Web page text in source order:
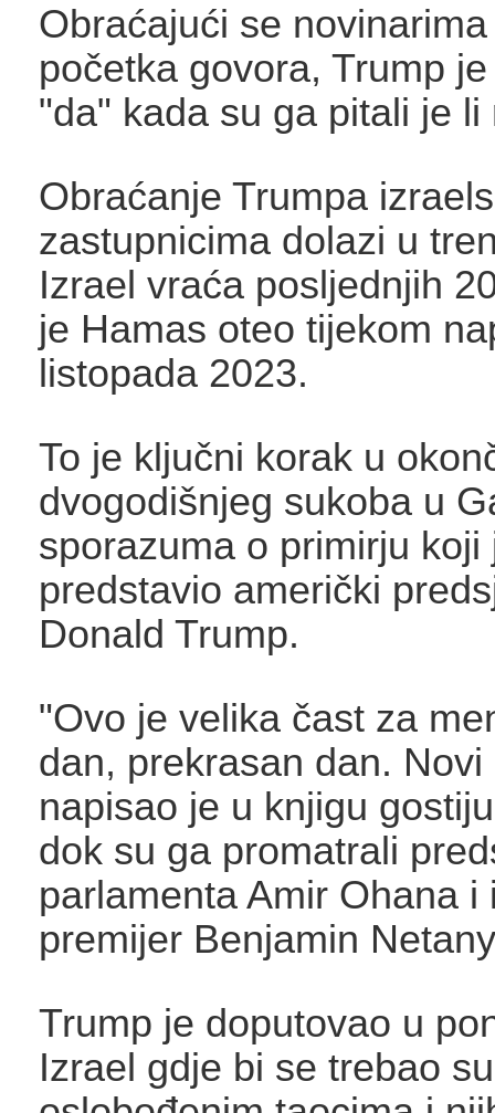
Obraćajući se
početka govora, Trump
"da" kada su ga pitali je li
Obraćanje Trumpa
zastupnicima dolazi u
Izrael vraća posljednjih
je Hamas oteo tijekom
listopada 2023.
To je ključni korak u
dvogodišnjeg sukoba u
sporazuma o primirju koji
predstavio američki
Donald Trump.
"Ovo je velika čast za
dan, prekrasan dan.
napisao je u knjigu
dok su ga promatrali
parlamenta Amir Ohana i
premijer Benjamin
Trump je doputovao u
Izrael gdje bi se trebao